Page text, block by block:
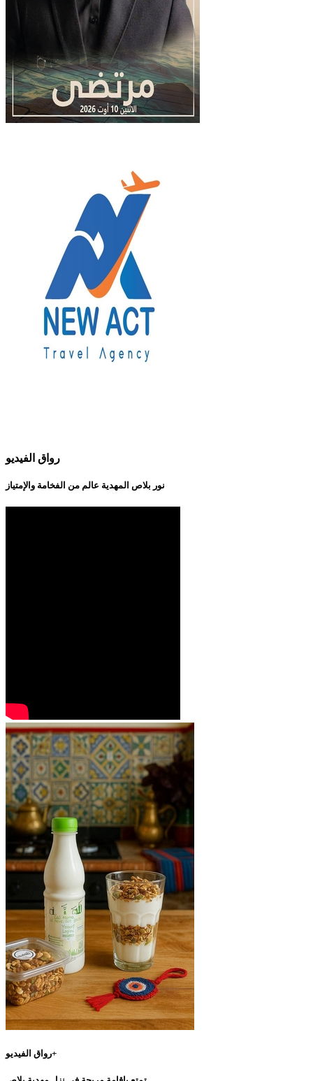
رواق الفيديو
نور بلاص المهدية عالم من الفخامة والإمتياز
رواق الفيديو+